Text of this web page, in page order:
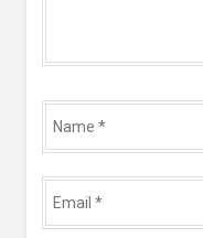
Name
*
Email
*